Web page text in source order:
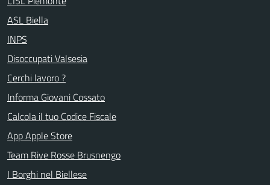
ASL Biella
INPS
Disoccupati Valsesia
Cerchi lavoro ?
Informa Giovani Cossato
Calcola il tuo Codice Fiscale
App Apple Store
Team Rive Rosse Brusnengo
I Borghi nel Biellese